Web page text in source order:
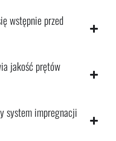
wstępnie przed
jakość prętów
system impregnacji